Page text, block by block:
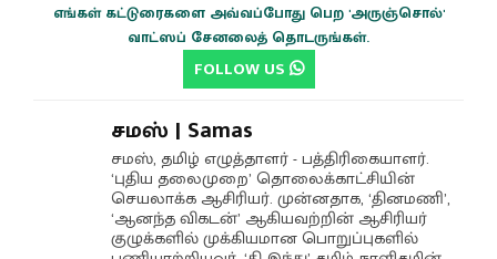
எங்கள் கட்டுரைகளை அவ்வப்போது பெற 'அருஞ்சொல்'
வாட்ஸப் சேனலைத் தொடருங்கள்.
FOLLOW US
சமஸ் | Samas
சமஸ், தமிழ் எழுத்தாளர் - பத்திரிகையாளர்.
‘புதிய தலைமுறை’ தொலைக்காட்சியின்
செயலாக்க ஆசிரியர். முன்னதாக, ‘தினமணி’,
‘ஆனந்த விகடன்’ ஆகியவற்றின் ஆசிரியர்
குழுக்களில் முக்கியமான பொறுப்புகளில்